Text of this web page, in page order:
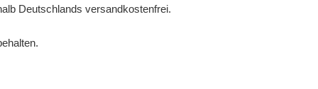
Deutschlands versandkostenfrei.